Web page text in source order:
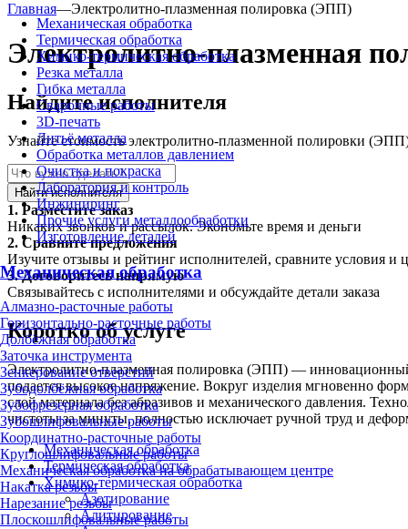
Механическая обработка
Термическая обработка
Химико-термическая обработка
Резка металла
Гибка металла
Сварочные работы
3D-печать
Литьё металла
Обработка металлов давлением
Очистка и покраска
Лаборатория и контроль
Инжиниринг
Прочие услуги металлообработки
Изготовление деталей
Механическая обработка
Алмазно-расточные работы
Горизонтально-расточные работы
Долбёжная обработка
Заточка инструмента
Зенкерование отверстий
Зубодолбёжная обработка
Зубофрезерная обработка
Зубошлифовальные работы
Координатно-расточные работы
Круглошлифовальные работы
Механическая обработка на обрабатывающем центре
Накатка резьбы
Нарезание резьбы
Плоскошлифовальные работы
Главная—Электролитно-плазменная полировка (ЭПП)
Электролитно-плазменная
Найдите исполнителя
Узнайте стоимость электролитно-плазменной полировки
Найти исполнителя
1. Разместите заказ
Никаких звонков и рассылок. Экономьте время и деньги
2. Сравните предложения
Изучите отзывы и рейтинг исполнителей, сравните условия и
3.Договоритесь напрямую
Связывайтесь с исполнителями и обсуждайте детали заказа
Коротко об услуге
Электролитно-плазменная полировка (ЭПП) — инновационный
подается высокое напряжение. Вокруг изделия мгновенно
слой материала без абразивов и механического давления.
чистоты за минуты, полностью исключает ручной труд и
Механическая обработка
Термическая обработка
Химико-термическая обработка
Азотирование
Алитирование